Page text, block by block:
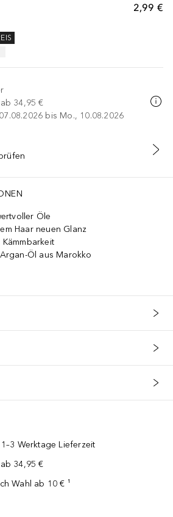
2,99 €
34,95 €
bis Mo., 10.08.2026
DEN WARENKORB
Öle
Haar neuen Glanz
Öl aus Marokko
Werktage Lieferzeit
34,95 €
Wahl ab 10 € ¹